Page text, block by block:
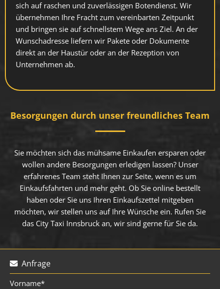
sich auf raschen und zuverlässigen Botendienst. Wir
übernehmen Ihre Fracht zum vereinbarten Zeitpunkt
und bringen sie auf schnellstem Wege ans Ziel. An der
Wunschadresse liefern wir Pakete oder Dokumente
direkt an der Haustür oder an der Rezeption von
Unternehmen ab.
Besorgungen durch unser freundliches Team
Sie möchten sich das mühsame Einkaufen ersparen oder
wollen andere Besorgungen erledigen lassen? Unser
erfahrenes Team steht Ihnen zur Seite, wenn es um
Einkaufsfahrten und mehr geht. Ob Sie online bestellt
haben oder Sie uns Ihren Einkaufszettel mitgeben
möchten, wir stellen uns auf Ihre Wünsche ein. Rufen Sie
das City Taxi Innsbruck an, wir sind gerne für Sie da.
 Anfrage
Vorname*